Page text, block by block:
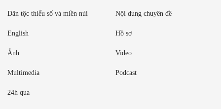
Dân tộc thiểu số và miền núi Nội dung chuyên đề
English Hồ sơ
Ảnh Video
Multimedia Podcast
24h qua